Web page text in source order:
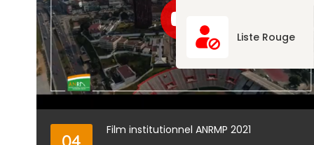
Film institutionnel ANRMP 2021
04
Liste Rouge